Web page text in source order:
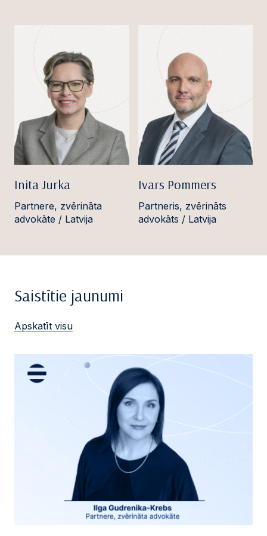
Inita Jurka
Partnere, zvērināta
advokāte / Latvija
Ivars Pommers
Partneris, zvērināts
advokāts / Latvija
Saistītie jaunumi
Apskatīt visu